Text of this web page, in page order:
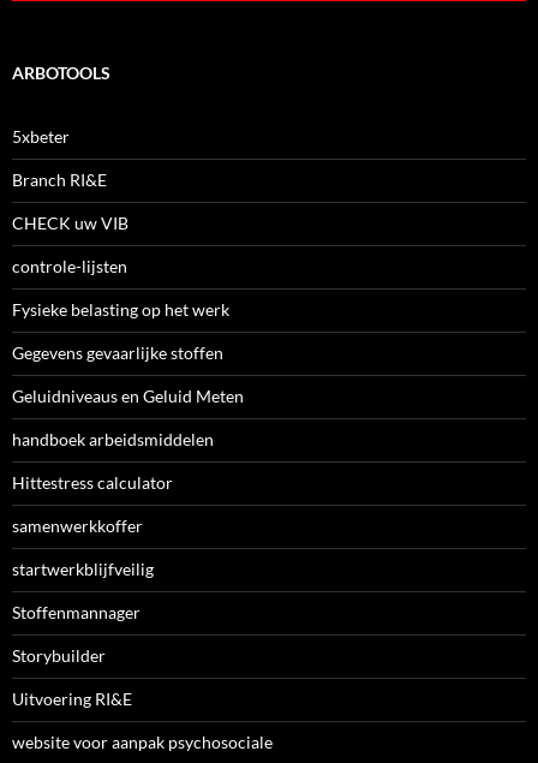
ARBOTOOLS
5xbeter
Branch RI&E
CHECK uw VIB
controle-lijsten
Fysieke belasting op het werk
Gegevens gevaarlijke stoffen
Geluidniveaus en Geluid Meten
handboek arbeidsmiddelen
Hittestress calculator
samenwerkkoffer
startwerkblijfveilig
Stoffenmannager
Storybuilder
Uitvoering RI&E
website voor aanpak psychosociale